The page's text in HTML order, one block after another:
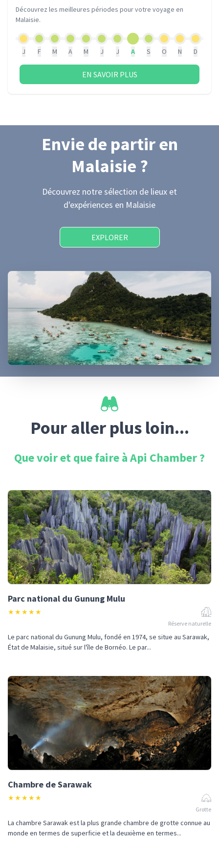
Découvrez les meilleures périodes pour votre voyage en
Malaisie.
J F M A M J J A S O N D
EN SAVOIR PLUS
Envie de partiren
Malaisie ?
Découvrez notre sélection de lieux et
d'expériences en Malaisie
EXPLORER
Pour aller plus loin...
Que voir et que faire àApi Chamber?
Parc national du Gunung Mulu
★★★★★
Réserve naturelle
Le parc national du Gunung Mulu, fondé en 1974, se situe au Sarawak,
État de Malaisie, situé sur l'île de Bornéo. Le par...
Chambre de Sarawak
★★★★★
Grotte
La chambre Sarawak est la plus grande chambre de grotte connue au
monde en termes de superficie et la deuxième en termes...